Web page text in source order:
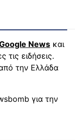
News και
τις ειδήσεις.
την Ελλάδα
για την